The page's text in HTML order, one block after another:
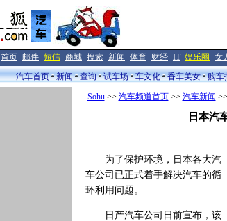
首页- 邮件- 短信- 商城- 搜索- 新闻- 体育- 财经- IT- 娱乐圈- 女
汽车首页
新闻 查询 试车场 车文化 香车美女 购车
Sohu>> 汽车频道首页>> 汽车新闻 >>
日本汽
为了保护环境，日本各大汽
车公司已正式着手解决汽车的循
环利用问题。
日产汽车公司日前宣布，该